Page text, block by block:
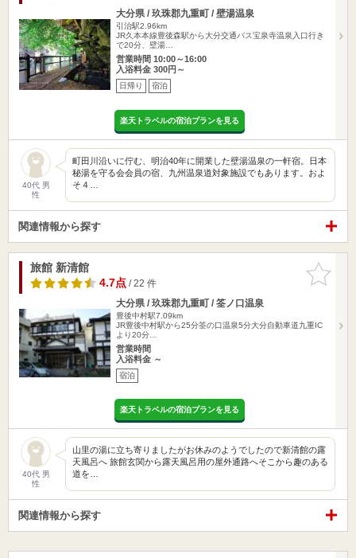
大分県 / 玖珠郡九重町 / 壁湯温泉
引治駅2.96km
JR久本本線豊後森駅から大分交通バス宝泉寺温泉入口行き
で20分、壁湯…
営業時間 10:00～16:00
入浴料金 300円～
日帰り 宿泊
楽天トラベルの宿泊プランを見る
40代 男
性
町田川沿いに佇む、明治40年に開業した壁湯温泉の一軒宿。日本
秘湯を守る会会員の宿、九州温泉道対象施設でもあります。およ
そ４…
関連情報から探す
お気に入
りに追加
旅館 新清館
4.7点/ 22 件
大分県 / 玖珠郡九重町 / 筌ノ口温泉
豊後中村駅7.09km
JR豊後中村駅から25分筌の口温泉5分大分自動車道九重IC
より20分…
営業時間
入浴料金 ～
宿泊
楽天トラベルの宿泊プランを見る
40代 男
性
山里の湯に立ち寄りましたがお休みのようでしたので新清館の露
天風呂へ 旅館玄関から露天風呂用の屋外通路へそこから趣のある
道を…
関連情報から探す